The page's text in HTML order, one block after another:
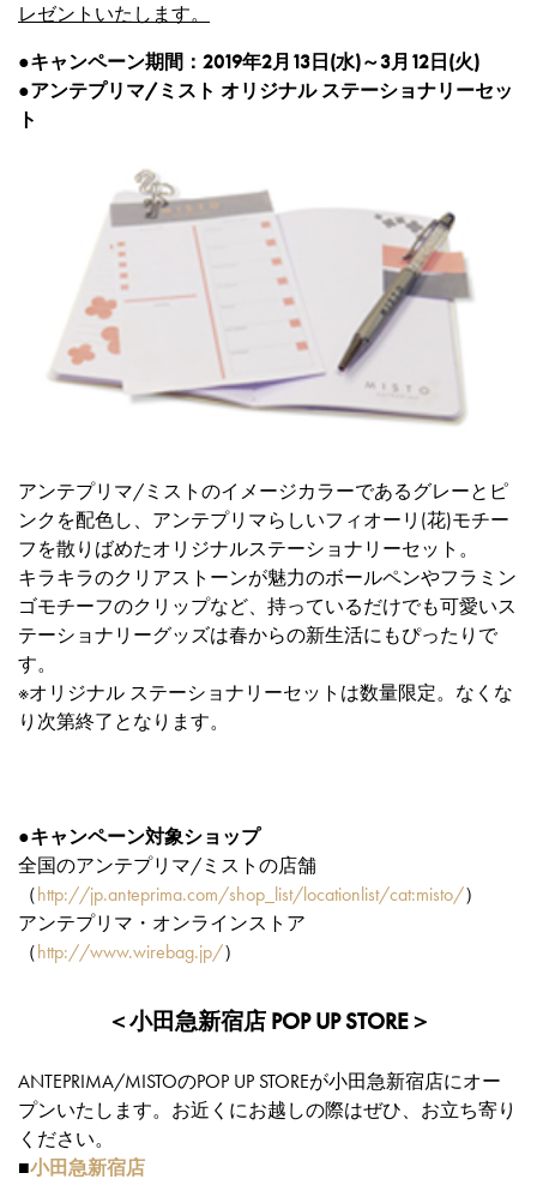
レゼントいたします。
●キャンペーン期間：2019年2月13日(水)～3月12日(火)
●アンテプリマ/ミスト オリジナル ステーショナリーセッ
ト
アンテプリマ/ミストのイメージカラーであるグレーとピ
ンクを配色し、アンテプリマらしいフィオーリ(花)モチー
フを散りばめたオリジナルステーショナリーセット。
キラキラのクリアストーンが魅力のボールペンやフラミン
ゴモチーフのクリップなど、持っているだけでも可愛いス
テーショナリーグッズは春からの新生活にもぴったりで
す。
※オリジナル ステーショナリーセットは数量限定。なくな
り次第終了となります。
●キャンペーン対象ショップ
全国のアンテプリマ/ミストの店舗
（http://jp.anteprima.com/shop_list/locationlist/cat:misto/）
アンテプリマ・オンラインストア
（http://www.wirebag.jp/）
＜小田急新宿店 POP UP STORE＞
ANTEPRIMA/MISTOのPOP UP STOREが小田急新宿店にオー
プンいたします。お近くにお越しの際はぜひ、お立ち寄り
ください。
■小田急新宿店